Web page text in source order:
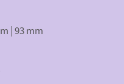
| 93 mm